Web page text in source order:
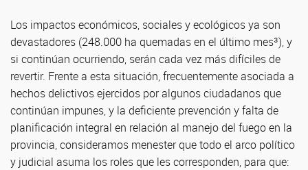
Los impactos económicos, sociales y ecológicos ya son
devastadores (248.000 ha quemadas en el último mes³), y
si continúan ocurriendo, serán cada vez más difíciles de
revertir. Frente a esta situación, frecuentemente asociada a
hechos delictivos ejercidos por algunos ciudadanos que
continúan impunes, y la deficiente prevención y falta de
planificación integral en relación al manejo del fuego en la
provincia, consideramos menester que todo el arco político
y judicial asuma los roles que les corresponden, para que: